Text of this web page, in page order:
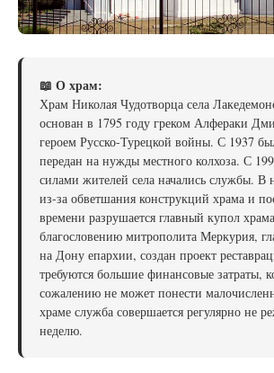
📖 О храм:
Храм Николая Чудотворца села
основан в 1795 году греком Алфераки
героем Русско-Турецкой войны. С 1937
передан на нужды местного колхоза. С
силами жителей села начались службы. В
из-за обветшания конструкций храма и
времени разрушается главный купол
благословению митрополита Меркурия,
на Дону епархии, создан проект
требуются большие финансовые затраты,
сожалению не может понести
храме служба совершается регулярно не
неделю.